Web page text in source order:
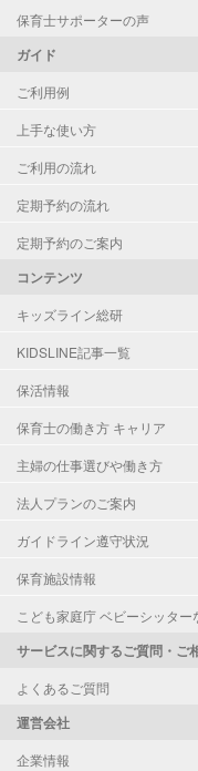
お子様の撮影
保育士サポーターの声
ガイド
ご利用例
上手な使い方
ご利用の流れ
定期予約の流れ
定期予約のご案内
コンテンツ
キッズライン総研
KIDSLINE記事一覧
保活情報
保育士の働き方 キャリア
主婦の仕事選びや働き方
法人プランのご案内
ガイドライン遵守状況
保育施設情報
こども家庭庁 ベビーシッタ
サービスに関するご質問・ご
よくあるご質問
運営会社
企業情報